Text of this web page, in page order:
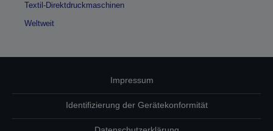
Textil-Direktdruckmaschinen
Weltweit
Impressum
Identifizierung der Gerätekonformität